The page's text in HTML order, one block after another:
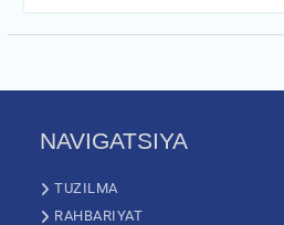
NAVIGATSIYA
TUZILMA
RAHBARIYAT